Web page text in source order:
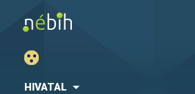
HIVATAL